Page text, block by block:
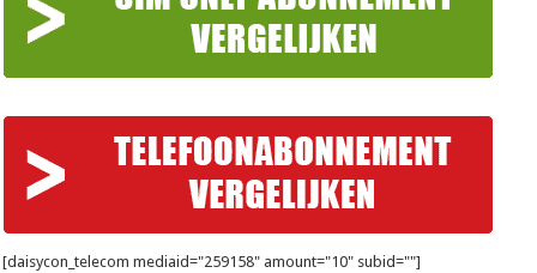
[daisycon_telecom mediaid="259158" amount="10" subid=""]